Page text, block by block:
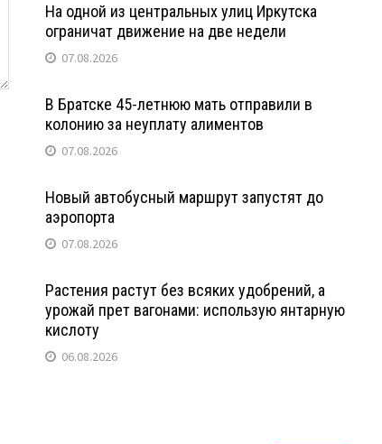
На одной из центральных улиц Иркутска
ограничат движение на две недели
07.08.2026
В Братске 45-летнюю мать отправили в
колонию за неуплату алиментов
07.08.2026
Новый автобусный маршрут запустят до
аэропорта
07.08.2026
Растения растут без всяких удобрений, а
урожай прет вагонами: использую янтарную
кислоту
06.08.2026